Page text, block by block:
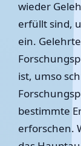
wieder
erfüllt sind,
ein.
ist, umso
bestimmte
erforschen.